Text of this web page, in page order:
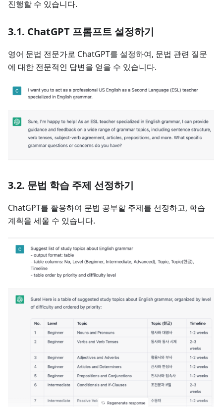
진행할 수 있습니다.
3.1. ChatGPT 프롬프트 설정하기
영어 문법 전문가로 ChatGPT를 설정하여, 문법 관련 질문
에 대한 전문적인 답변을 얻을 수 있습니다.
3.2. 문법 학습 주제 선정하기
ChatGPT를 활용하여 문법 공부할 주제를 선정하고, 학습
계획을 세울 수 있습니다.